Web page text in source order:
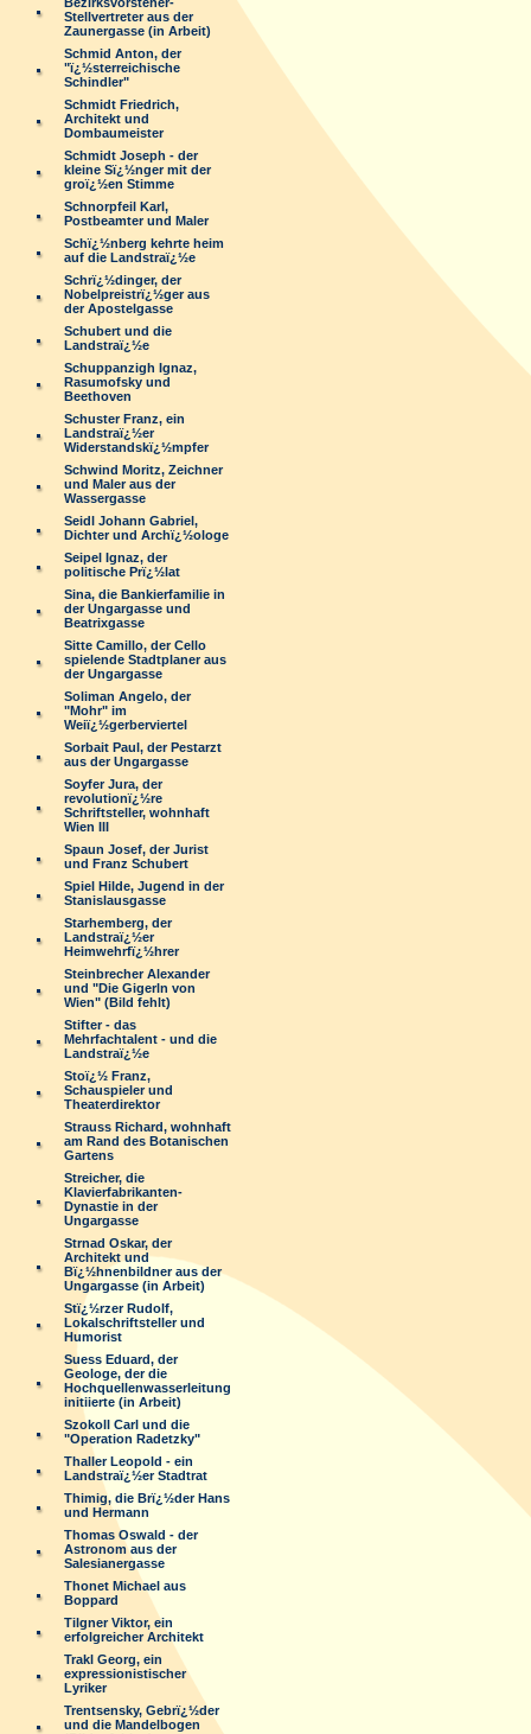
Stellvertreter aus der
Zaunergasse (in Arbeit)
Schmid Anton, der
"ï¿½sterreichische
Schindler"
Schmidt Friedrich,
Architekt und
Dombaumeister
Schmidt Joseph - der
kleine Sï¿½nger mit der
groï¿½en Stimme
Schnorpfeil Karl,
Postbeamter und Maler
Schï¿½nberg kehrte heim
auf die Landstraï¿½e
Schrï¿½dinger, der
Nobelpreistrï¿½ger aus
der Apostelgasse
Schubert und die
Landstraï¿½e
Schuppanzigh Ignaz,
Rasumofsky und
Beethoven
Schuster Franz, ein
Landstraï¿½er
Widerstandskï¿½mpfer
Schwind Moritz, Zeichner
und Maler aus der
Wassergasse
Seidl Johann Gabriel,
Dichter und Archï¿½ologe
Seipel Ignaz, der
politische Prï¿½lat
Sina, die Bankierfamilie in
der Ungargasse und
Beatrixgasse
Sitte Camillo, der Cello
spielende Stadtplaner aus
der Ungargasse
Soliman Angelo, der
"Mohr" im
Weiï¿½gerberviertel
Sorbait Paul, der Pestarzt
aus der Ungargasse
Soyfer Jura, der
revolutionï¿½re
Schriftsteller, wohnhaft
Wien III
Spaun Josef, der Jurist
und Franz Schubert
Spiel Hilde, Jugend in der
Stanislausgasse
Starhemberg, der
Landstraï¿½er
Heimwehrfï¿½hrer
Steinbrecher Alexander
und "Die Gigerln von
Wien" (Bild fehlt)
Stifter - das
Mehrfachtalent - und die
Landstraï¿½e
Stoï¿½ Franz,
Schauspieler und
Theaterdirektor
Strauss Richard, wohnhaft
am Rand des Botanischen
Gartens
Streicher, die
Klavierfabrikanten-
Dynastie in der
Ungargasse
Strnad Oskar, der
Architekt und
Bï¿½hnenbildner aus der
Ungargasse (in Arbeit)
Stï¿½rzer Rudolf,
Lokalschriftsteller und
Humorist
Suess Eduard, der
Geologe, der die
Hochquellenwasserleitung
initiierte (in Arbeit)
Szokoll Carl und die
"Operation Radetzky"
Thaller Leopold - ein
Landstraï¿½er Stadtrat
Thimig, die Brï¿½der Hans
und Hermann
Thomas Oswald - der
Astronom aus der
Salesianergasse
Thonet Michael aus
Boppard
Tilgner Viktor, ein
erfolgreicher Architekt
Trakl Georg, ein
expressionistischer
Lyriker
Trentsensky, Gebrï¿½der
und die Mandelbogen